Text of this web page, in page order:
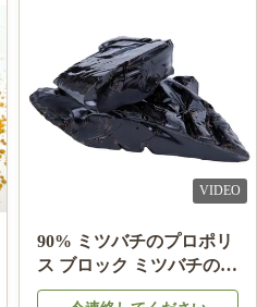
exactly what I wanted and
n=mouse guards elsewhere,
VIDEO
90% ミツバチのプロポリ
ス ブロック ミツバチの製
品 ミツバチの星から健康